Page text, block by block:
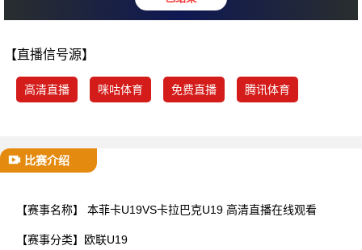
本菲卡U19 : 卡拉巴
【直播信号源】
高清直播 咪咕体育 免费直播 腾讯体育
比赛介绍
【赛事名称】 本菲卡U19VS卡拉巴克U19 高清直播在线观看
【赛事分类】 欧联U19